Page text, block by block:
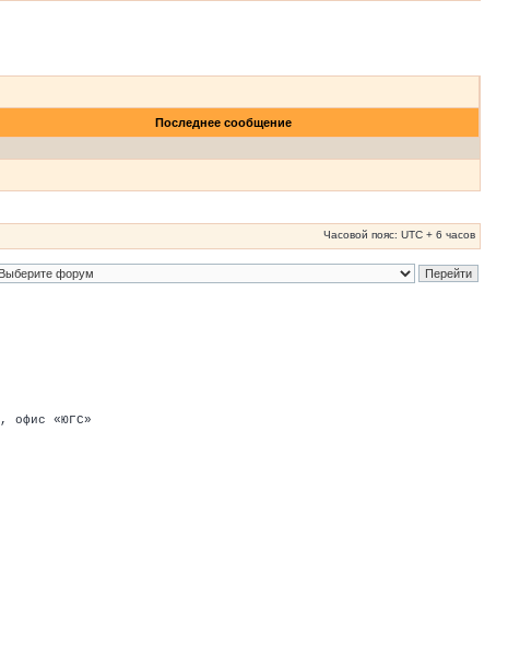
Последнее сообщение
Часовой пояс: UTC + 6 часов
, офис «ЮГС»